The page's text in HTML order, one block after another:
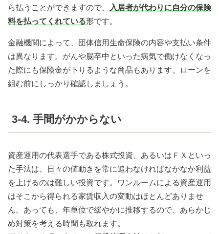
ら払うことができますので、
入居者が代わりに自分の保険
料を払ってくれている形です。
金融機関によって、団体信用生命保険の内容や支払い条件
は異なります。がんや脳卒中といった病気で働けなくなっ
た際にも保険金が下りるような商品もあります。ローンを
組む前にしっかり確認しましょう。
3-4. 手間がかからない
資産運用の代表選手である株式投資、あるいはＦＸといっ
た手法は、日々の値動きを常に追わなければなかなか利益
を上げるのは難しい投資です。ワンルームによる資産運用
はそこから得られる家賃収入の変動はほとんどありませ
ん。あっても、年単位で緩やかに推移するので、あらかじ
め対策を考える時間も取れます。